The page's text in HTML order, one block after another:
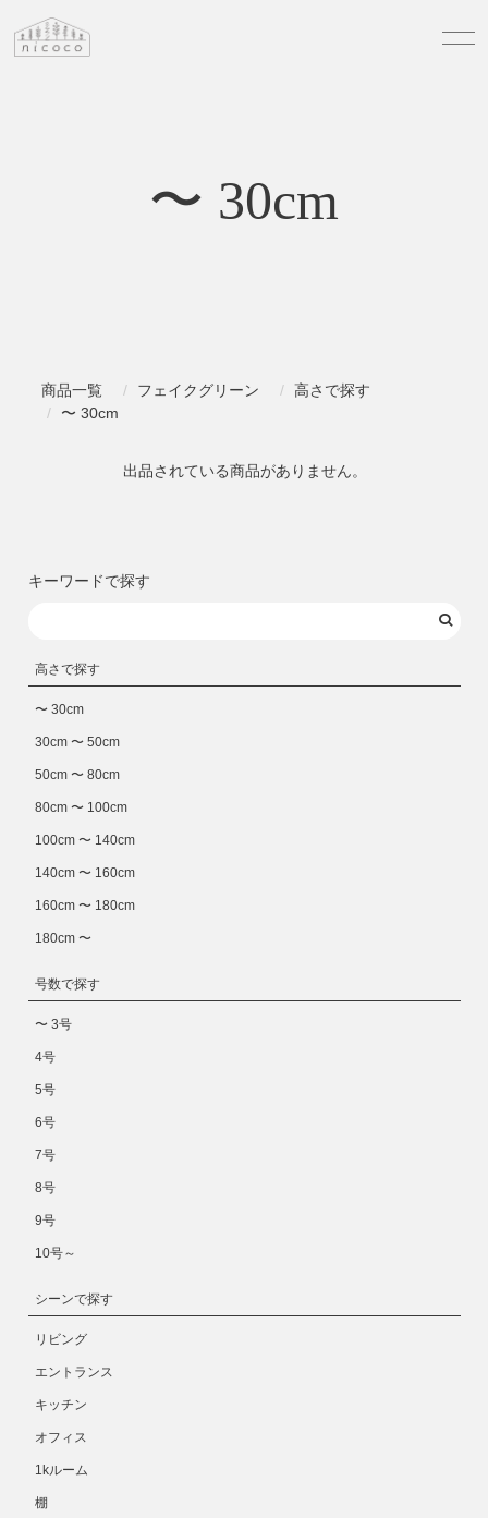
〜 30cm
商品一覧 フェイクグリーン
高さで探す
〜 30cm
出品されている商品がありません。
キーワードで探す
高さで探す
〜 30cm
30cm 〜 50cm
50cm 〜 80cm
80cm 〜 100cm
100cm 〜 140cm
140cm 〜 160cm
160cm 〜 180cm
180cm 〜
号数で探す
〜 3号
4号
5号
6号
7号
8号
9号
10号～
シーンで探す
リビング
エントランス
キッチン
オフィス
1kルーム
棚